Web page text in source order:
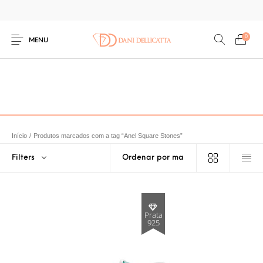
MENU
0
Início / Produtos marcados com a tag “Anel Square Stones”
Filters
Prata
925